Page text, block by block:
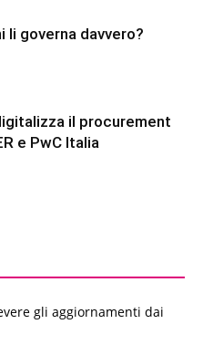
li governa davvero?
il procurement
e PwC Italia
gli aggiornamenti dai